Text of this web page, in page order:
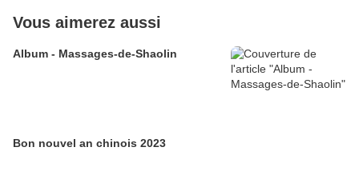
Vous aimerez aussi
Album - Massages-de-Shaolin
Bon nouvel an chinois 2023